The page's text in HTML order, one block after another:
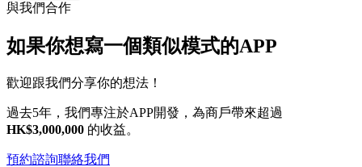
與我們合作
如果你想寫一個類似模式的APP
歡迎跟我們分享你的想法！
過去5年，我們專注於APP開發，為商戶帶來超過
HK$3,000,000 的收益。
預約諮詢聯絡我們